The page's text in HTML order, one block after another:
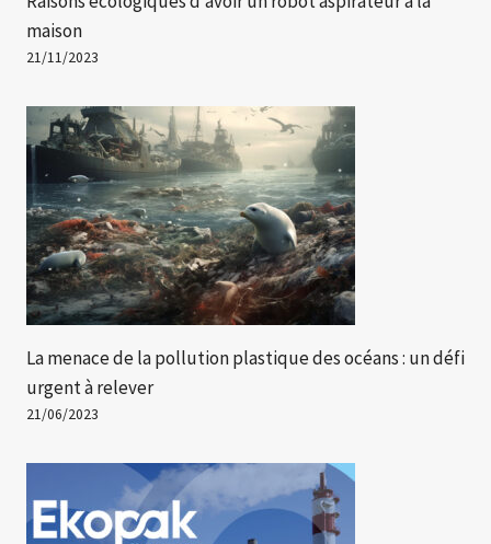
maison
21/11/2023
La menace de la pollution plastique des océans : un défi
urgent à relever
21/06/2023